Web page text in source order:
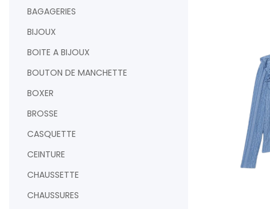
BAGAGERIES
BIJOUX
BOITE A BIJOUX
BOUTON DE MANCHETTE
BOXER
BROSSE
CASQUETTE
CEINTURE
CHAUSSETTE
CHAUSSURES